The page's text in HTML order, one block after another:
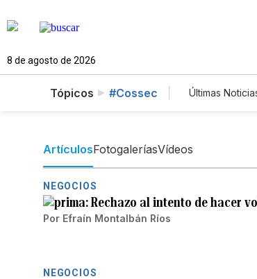
8 de agosto de 2026
Tópicos #Cossec Últimas
ArtículosFotogaleríasVídeos
NEGOCIOS
Rechazo al intento de hacer
Por Efraín Montalbán Ríos
NEGOCIOS